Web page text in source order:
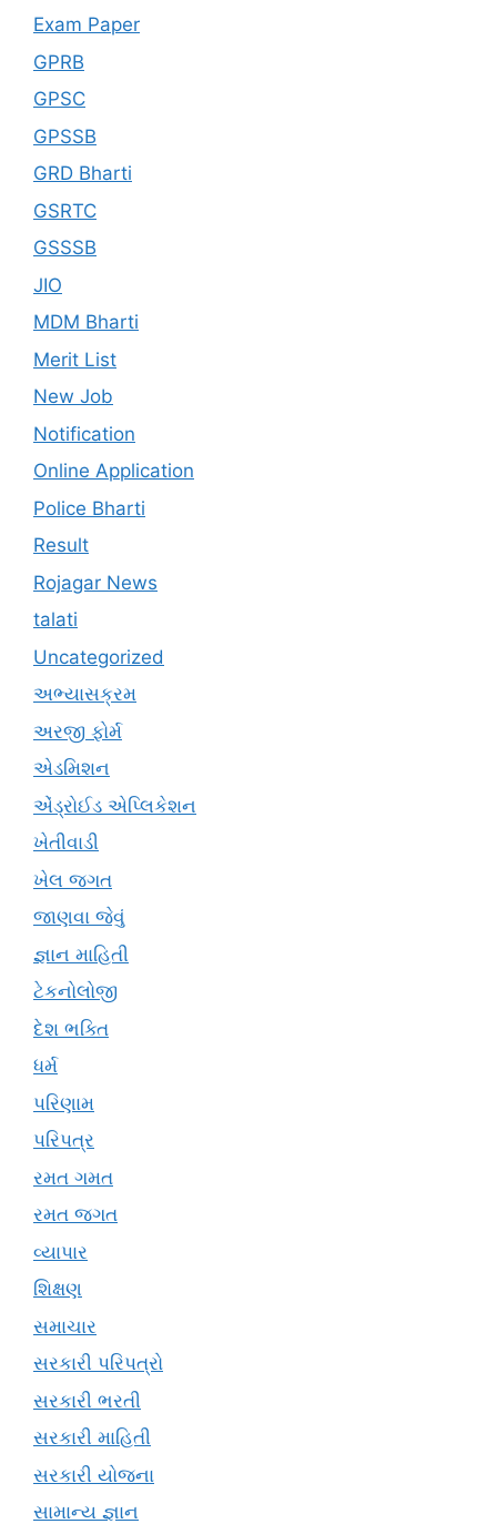
Exam Paper
GPRB
GPSC
GPSSB
GRD Bharti
GSRTC
GSSSB
JIO
MDM Bharti
Merit List
New Job
Notification
Online Application
Police Bharti
Result
Rojagar News
talati
Uncategorized
અભ્યાસક્રમ
અરજી ફોર્મ
એડમિશન
એંડ્રોઈડ એપ્લિકેશન
ખેતીવાડી
ખેલ જગત
જાણવા જેવું
જ્ઞાન માહિતી
ટેકનોલોજી
દેશ ભક્તિ
ધર્મ
પરિણામ
પરિપત્ર
રમત ગમત
રમત જગત
વ્યાપાર
શિક્ષણ
સમાચાર
સરકારી પરિપત્રો
સરકારી ભરતી
સરકારી માહિતી
સરકારી યોજના
સામાન્ય જ્ઞાન